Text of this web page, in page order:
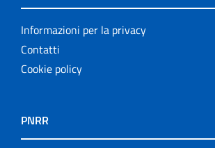
Informazioni per la privacy
Contatti
Cookie policy
PNRR